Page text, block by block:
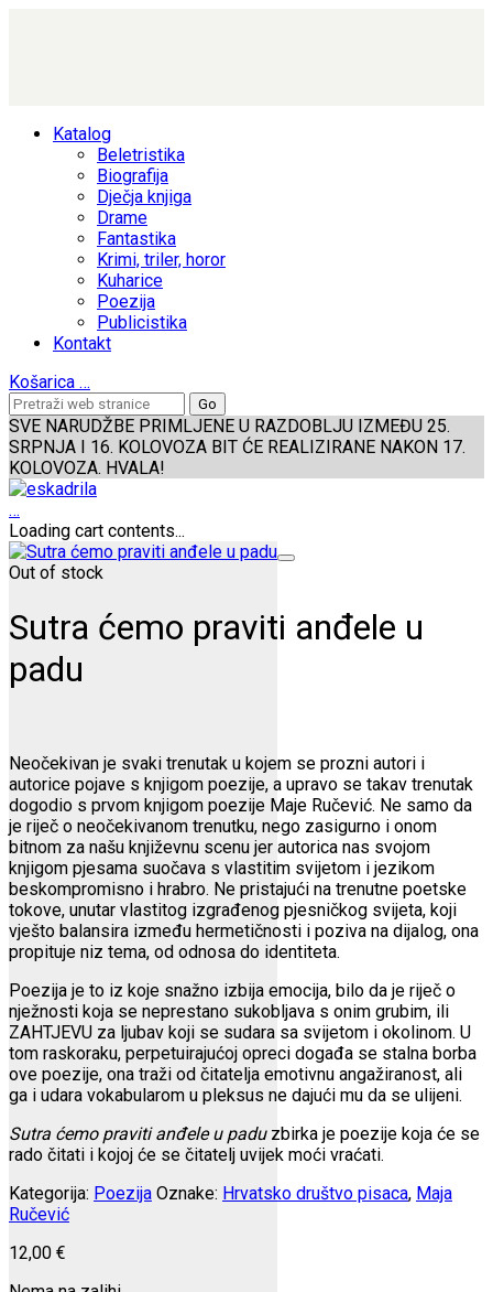
Katalog
Beletristika
Biografija
Dječja knjiga
Drame
Fantastika
Krimi, triler, horor
Kuharice
Poezija
Publicistika
Kontakt
Košarica …
SVE NARUDŽBE PRIMLJENE U RAZDOBLJU IZMEĐU 25.
SRPNJA I 16. KOLOVOZA BIT ĆE REALIZIRANE NAKON 17.
KOLOVOZA. HVALA!
…
Loading cart contents...
Out of stock
Sutra ćemo praviti anđele u
padu
Neočekivan je svaki trenutak u kojem se prozni autori i
autorice pojave s knjigom poezije, a upravo se takav trenutak
dogodio s prvom knjigom poezije Maje Ručević. Ne samo da
je riječ o neočekivanom trenutku, nego zasigurno i onom
bitnom za našu književnu scenu jer autorica nas svojom
knjigom pjesama suočava s vlastitim svijetom i jezikom
beskompromisno i hrabro. Ne pristajući na trenutne poetske
tokove, unutar vlastitog izgrađenog pjesničkog svijeta, koji
vješto balansira između hermetičnosti i poziva na dijalog, ona
propituje niz tema, od odnosa do identiteta.
Poezija je to iz koje snažno izbija emocija, bilo da je riječ o
nježnosti koja se neprestano sukobljava s onim grubim, ili
ZAHTJEVU za ljubav koji se sudara sa svijetom i okolinom. U
tom raskoraku, perpetuirajućoj opreci događa se stalna borba
ove poezije, ona traži od čitatelja emotivnu angažiranost, ali
ga i udara vokabularom u pleksus ne dajući mu da se ulijeni.
Sutra ćemo praviti anđele u paduzbirka je poezije koja će se
rado čitati i kojoj će se čitatelj uvijek moći vraćati.
Kategorija: Poezija Oznake: Hrvatsko društvo pisaca, Maja
Ručević
12,00 €